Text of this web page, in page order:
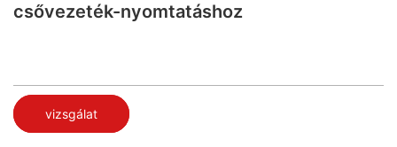
csővezeték-nyomtatáshoz
vizsgálat